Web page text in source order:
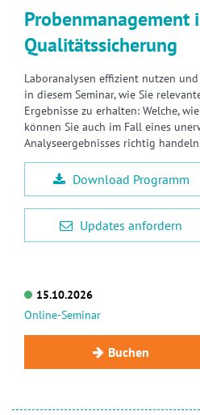
Probenmanagement
Qualitätssicherung
Laboranalysen effizient nutzen
in diesem Seminar, wie Sie
Ergebnisse zu erhalten: Welche,
können Sie auch im Fall eines
Analyseergebnisses richtig
Download Programm
Updates anfordern
15.10.2026
Online-Seminar
Buchen